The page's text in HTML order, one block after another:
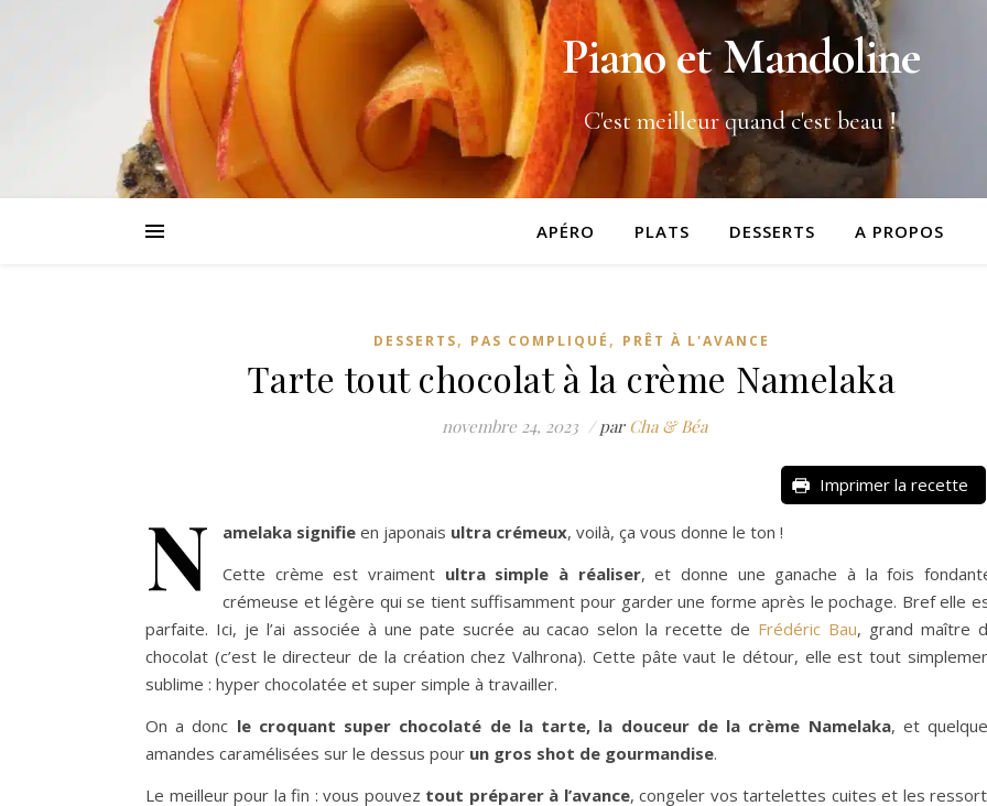
Piano et Mandoline
C'est meilleur quand c'est beau !
APÉRO PLATS DESSERTS A PROPOS
DESSERTS, PAS COMPLIQUÉ , PRÊT À L'AVANCE
Tarte tout chocolat à la crème Namelaka
novembre 24, 2023 /par Cha & Béa
Imprimer la recette
N amelaka signifie en japonais ultra crémeux, voilà, ça vous donne le ton !
Cette crème est vraiment ultra simple à réaliser, et donne une ganache à la fois
crémeuse et légère qui se tient suffisamment pour garder une forme après le pochage. Bref elle
parfaite. Ici, je l’ai associée à une pate sucrée au cacao selon la recette de Frédéric Bau, grand maître
chocolat (c’est le directeur de la création chez Valhrona). Cette pâte vaut le détour, elle est tout
sublime : hyper chocolatée et super simple à travailler.
On a donc le croquant super chocolaté de la tarte, la douceur de la crème Namelaka, et
amandes caramélisées sur le dessus pour un gros shot de gourmandise.
Le meilleur pour la fin : vous pouvez tout préparer à l’avance, congeler vos tartelettes cuites et les